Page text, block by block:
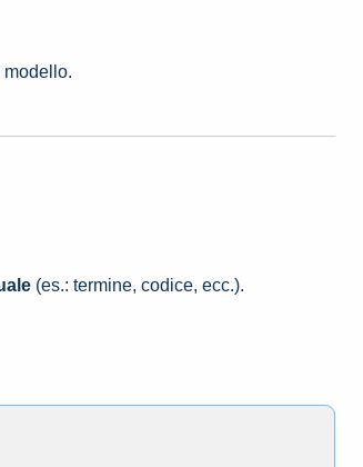
modello.
(es.: termine, codice, ecc.).